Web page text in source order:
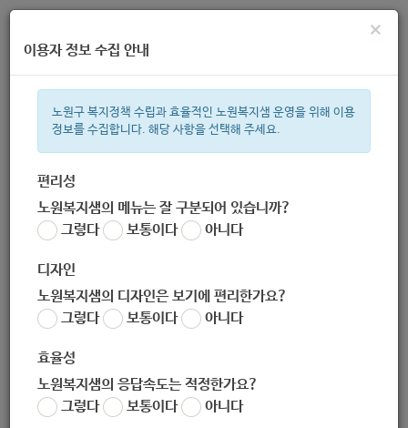
주간 인기검색어
한눈으로 보는 복지 정보
×
이용자 정보 수집 안내
노원구 복지정책 수립과 효율적인 노원복지샘 운영을 위해 이용
정보를 수집합니다. 해당 사항을 선택해 주세요.
편리성
노원복지샘의 메뉴는 잘 구분되어 있습니까?
그렇다
보통이다 아니다
디자인
노원복지샘의 디자인은 보기에 편리한가요?
그렇다
보통이다 아니다
효율성
노원복지샘의 응답속도는 적정한가요?
그렇다
보통이다 아니다
[노원구중독관리통합지원센터] 알코올 중독 문제를 가진 분들의
가족들을 위한 가족교육 프로그램 안내
작성자 노원 복지샘
작성일 2020-12-24 09:51